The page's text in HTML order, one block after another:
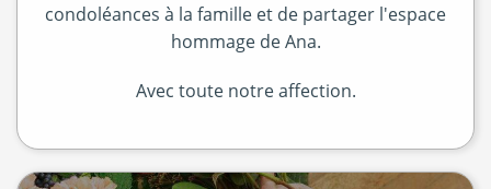
condoléances à la famille et de partager l'espace
hommage de Ana.
Avec toute notre affection.